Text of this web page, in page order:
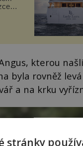
kterou
byla rovněž
a na krku
stránky